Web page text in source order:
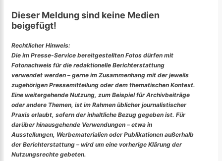
Dieser Meldung sind keine Medien
beigefügt!
Rechtlicher Hinweis:
Die im Presse-Service bereitgestellten Fotos dürfen mit
Fotonachweis für die redaktionelle Berichterstattung
verwendet werden – gerne im Zusammenhang mit der jeweils
zugehörigen Pressemitteilung oder dem thematischen Kontext.
Eine weitergehende Nutzung, zum Beispiel für Archivbeiträge
oder andere Themen, ist im Rahmen üblicher journalistischer
Praxis erlaubt, sofern der inhaltliche Bezug gegeben ist. Für
darüber hinausgehende Verwendungen – etwa in
Ausstellungen, Werbematerialien oder Publikationen außerhalb
der Berichterstattung – wird um eine vorherige Klärung der
Nutzungsrechte gebeten.